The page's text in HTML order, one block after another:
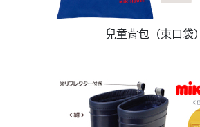
兒童背包（束口袋）